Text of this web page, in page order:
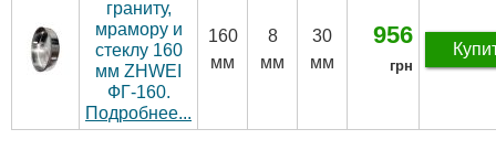
граниту,
мрамору и
стеклу 160
мм ZHWEI
ФГ-160.
Подробнее...
160
мм
8
мм
30
мм
956
грн